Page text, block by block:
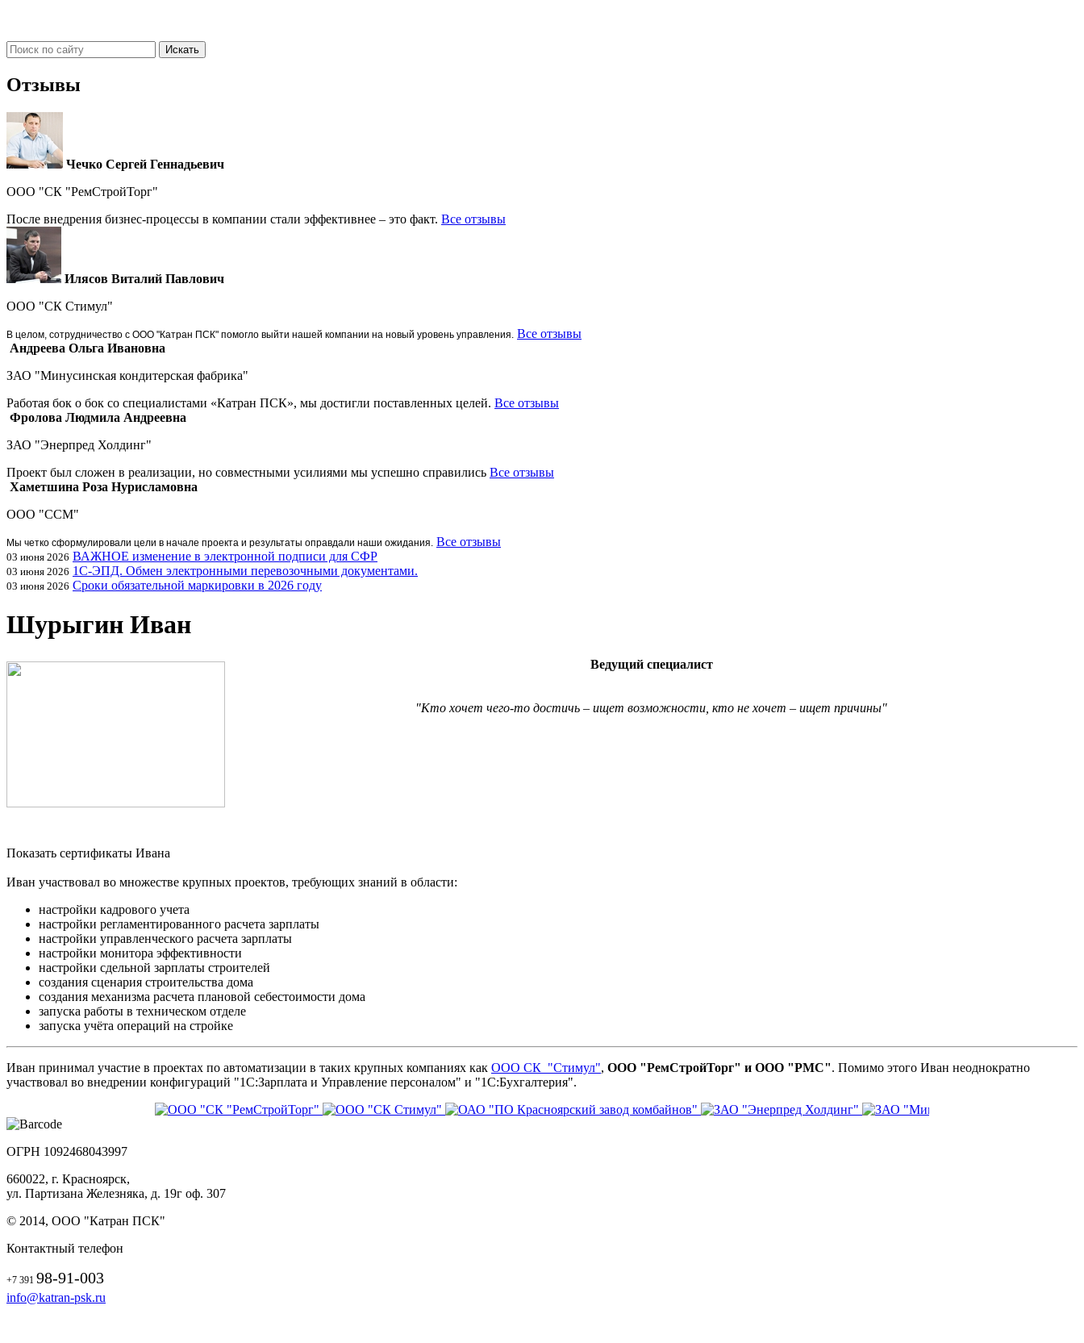
Отзывы
Чечко Сергей Геннадьевич
ООО "СК "РемСтройТорг"
После внедрения бизнес-процессы в компании стали эффективнее – это факт. Все отзывы
Илясов Виталий Павлович
ООО "СК Стимул"
В целом, сотрудничество с ООО "Катран ПСК" помогло выйти нашей компании на новый уровень управления. Все отзывы
Андреева Ольга Ивановна
ЗАО "Минусинская кондитерская фабрика"
Работая бок о бок со специалистами «Катран ПСК», мы достигли поставленных целей. Все отзывы
Фролова Людмила Андреевна
ЗАО "Энерпред Холдинг"
Проект был сложен в реализации, но совместными усилиями мы успешно справились Все отзывы
Хаметшина Роза Нурисламовна
ООО "ССМ"
Мы четко сформулировали цели в начале проекта и результаты оправдали наши ожидания. Все отзывы
03 июня 2026 ВАЖНОЕ изменение в электронной подписи для СФР
03 июня 2026 1С-ЭПД. Обмен электронными перевозочными документами.
03 июня 2026 Сроки обязательной маркировки в 2026 году
Шурыгин Иван
Ведущий специалист
"Кто хочет чего-то достичь – ищет возможности, кто не хочет – ищет причины"
Показать сертификаты Ивана
Иван участвовал во множестве крупных проектов, требующих знаний в области:
настройки кадрового учета
настройки регламентированного расчета зарплаты
настройки управленческого расчета зарплаты
настройки монитора эффективности
настройки сдельной зарплаты строителей
создания сценария строительства дома
создания механизма расчета плановой себестоимости дома
запуска работы в техническом отделе
запуска учёта операций на стройке
Иван принимал участие в проектах по автоматизации в таких крупных компаниях как ООО СК "Стимул", ООО "РемСтройТорг" и ООО "РМС". Помимо этого Иван неоднократно
участвовал во внедрении конфигураций "1С:Зарплата и Управление персоналом" и "1С:Бухгалтерия".
ОГРН 1092468043997
660022, г. Красноярск,
ул. Партизана Железняка, д. 19г оф. 307
© 2014, ООО "Катран ПСК"
Контактный телефон
+7 391 98-91-003
info@katran-psk.ru